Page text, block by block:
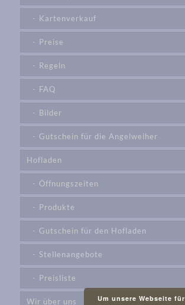
Kartenverkauf
Preise
Regeln
FAQ
Bilder
Gutschein für die Angelweiher
Hofladen
Öffnungszeiten
Produkte
Gutschein für den Hofladen
Stellenangebote
Preisliste
Wir über uns Um unsere Webseite für